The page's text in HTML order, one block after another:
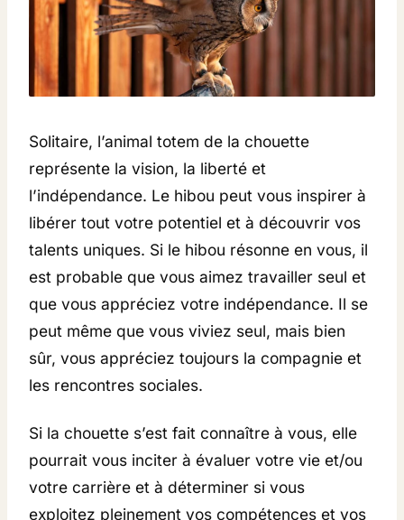
Solitaire, l’animal totem de la chouette
représente la vision, la liberté et
l’indépendance. Le hibou peut vous inspirer à
libérer tout votre potentiel et à découvrir vos
talents uniques. Si le hibou résonne en vous, il
est probable que vous aimez travailler seul et
que vous appréciez votre indépendance. Il se
peut même que vous viviez seul, mais bien
sûr, vous appréciez toujours la compagnie et
les rencontres sociales.
Si la chouette s’est fait connaître à vous, elle
pourrait vous inciter à évaluer votre vie et/ou
votre carrière et à déterminer si vous
exploitez pleinement vos compétences et vos